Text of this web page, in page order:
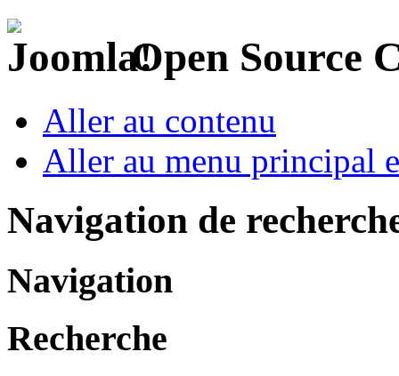
Open Source
Aller au contenu
Aller au menu principal
Navigation de
Navigation
Recherche